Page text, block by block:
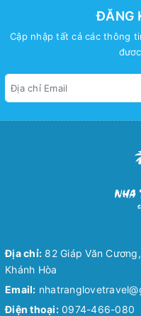
ĐĂNG
Cập nhập tất cả các thông
Địa chỉ: 82 Giáp Văn
Khánh Hòa
Email:
Điện thoại: 0974-466-080